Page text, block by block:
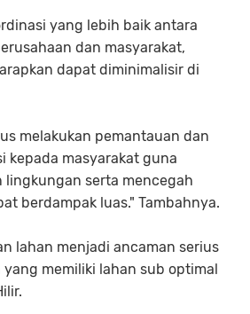
yang lebih baik antara
dan masyarakat,
dapat diminimalisir di
melakukan pemantauan dan
kepada masyarakat guna
lingkungan serta mencegah
berdampak luas." Tambahnya.
lahan menjadi ancaman serius
memiliki lahan sub optimal